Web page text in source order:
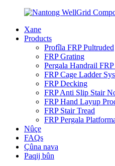
Xane
Products
Profîla FRP Pultruded
FRP Grating
Pergala Handrail
FRP Cage Ladder
FRP Decking
FRP Anti Slip Stair
FRP Hand Layup
FRP Stair Tread
FRP Pergala
Nûçe
FAQs
Çûna nava
Paqij bûn